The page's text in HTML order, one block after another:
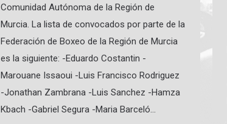
Comunidad Autónoma de la Región de
Murcia. La lista de convocados por parte de la
Federación de Boxeo de la Región de Murcia
es la siguiente: -Eduardo Costantin -
Marouane Issaoui -Luis Francisco Rodriguez
-Jonathan Zambrana -Luis Sanchez -Hamza
Kbach -Gabriel Segura -Maria Barceló…